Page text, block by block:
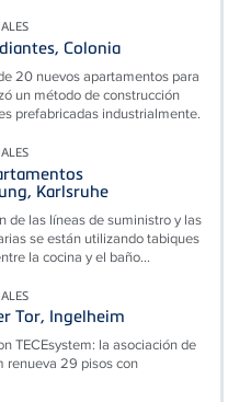
Colonia
20 nuevos apartamentos para
un método de construcción
prefabricadas industrialmente.
Karlsruhe
de las líneas de suministro y las
se están utilizando tabiques
la cocina y el baño...
Tor, Ingelheim
TECEsystem: la asociación de
renueva 29 pisos con